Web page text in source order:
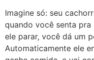
Imagine só: seu
quando você senta
ele parar, você dá um
Automaticamente ele